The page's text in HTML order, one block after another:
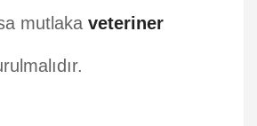
mutlaka veteriner